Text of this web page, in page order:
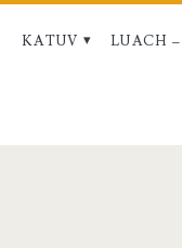
KATUV